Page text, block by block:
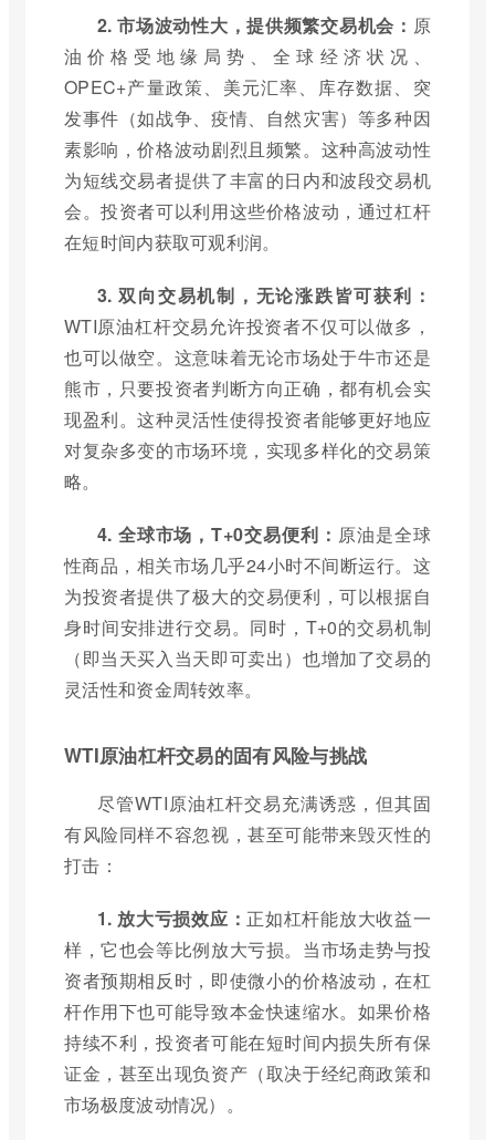
2. 市场波动性大，提供频繁交易机会： 原
油价格受地缘局势、全球经济状况、
OPEC+产量政策、美元汇率、库存数据、突
发事件（如战争、疫情、自然灾害）等多种因
素影响，价格波动剧烈且频繁。这种高波动性
为短线交易者提供了丰富的日内和波段交易机
会。投资者可以利用这些价格波动，通过杠杆
在短时间内获取可观利润。
3. 双向交易机制，无论涨跌皆可获利：
WTI原油杠杆交易允许投资者不仅可以做多，
也可以做空。这意味着无论市场处于牛市还是
熊市，只要投资者判断方向正确，都有机会实
现盈利。这种灵活性使得投资者能够更好地应
对复杂多变的市场环境，实现多样化的交易策
略。
4. 全球市场，T+0交易便利： 原油是全球
性商品，相关市场几乎24小时不间断运行。这
为投资者提供了极大的交易便利，可以根据自
身时间安排进行交易。同时，T+0的交易机制
（即当天买入当天即可卖出）也增加了交易的
灵活性和资金周转效率。
WTI原油杠杆交易的固有风险与挑战
尽管WTI原油杠杆交易充满诱惑，但其固
有风险同样不容忽视，甚至可能带来毁灭性的
打击：
1. 放大亏损效应： 正如杠杆能放大收益一
样，它也会等比例放大亏损。当市场走势与投
资者预期相反时，即使微小的价格波动，在杠
杆作用下也可能导致本金快速缩水。如果价格
持续不利，投资者可能在短时间内损失所有保
证金，甚至出现负资产（取决于经纪商政策和
市场极度波动情况）。